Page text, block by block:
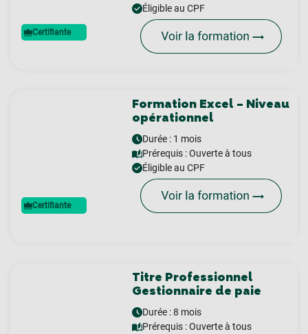
Certifiante
Éligible au CPF
Certifiante
Formation Excel – Niveau
opérationnel
Durée : 1 mois
Prérequis :Ouverte à tous
Éligible au CPF
Titre Professionnel
Gestionnaire de paie
Durée : 8 mois
Prérequis :Ouverte à tous